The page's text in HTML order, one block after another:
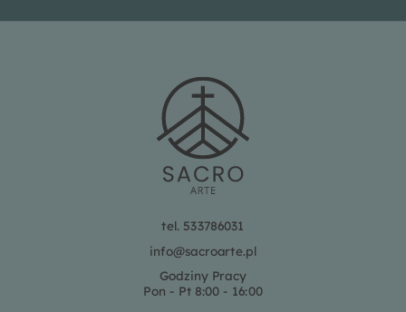
tel. 533786031
info@sacroarte.pl
Godziny Pracy
Pon - Pt 8:00 - 16:00